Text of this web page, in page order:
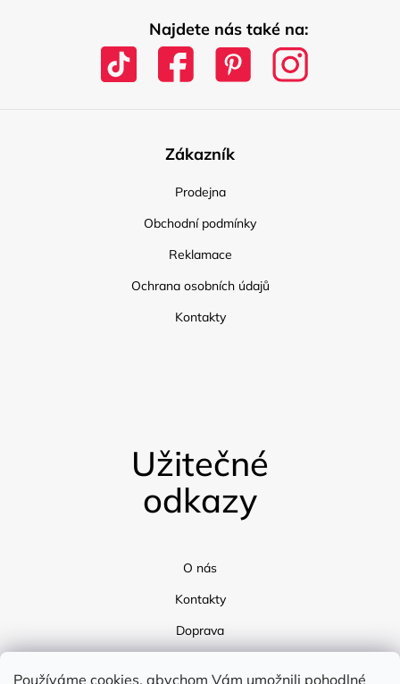
Používáme cookies, abychom Vám umožnili pohodlné
Najdete nás také na:
Zákazník
Prodejna
Obchodní podmínky
Reklamace
Ochrana osobních údajů
Kontakty
Užitečné
odkazy
O nás
Kontakty
Doprava